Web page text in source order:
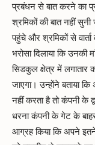
प्रबंधन से बात करने का
श्रमिकों की बात नहीं
पहुंचे और श्रमिकों से
भरोसा दिलाया कि उनकी
सिडकुल क्षेत्र में लगातार
जाएगा। उन्होंने बताया
नहीं करता है तो कंपनी के
धरना कंपनी के गेट के
आग्रह किया कि अपने